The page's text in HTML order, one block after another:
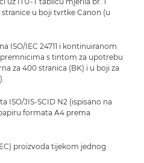
u boji tvrtke Canon (u
ISO/IEC 24711 i kontinuiranom
s tintom za upotrebu
za 400 stranica (BK) i u boji za
ISO/JIS-SCID N2 (ispisano na
formata A4 prema
proizvoda tijekom jednog